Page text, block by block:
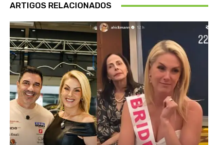
ARTIGOS RELACIONADOS